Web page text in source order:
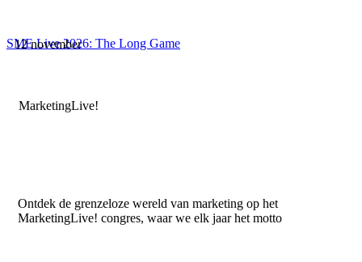
SME Live 2026: The Long Game
12 november
MarketingLive!
Ontdek de grenzeloze wereld van marketing op het
MarketingLive! congres, waar we elk jaar het motto